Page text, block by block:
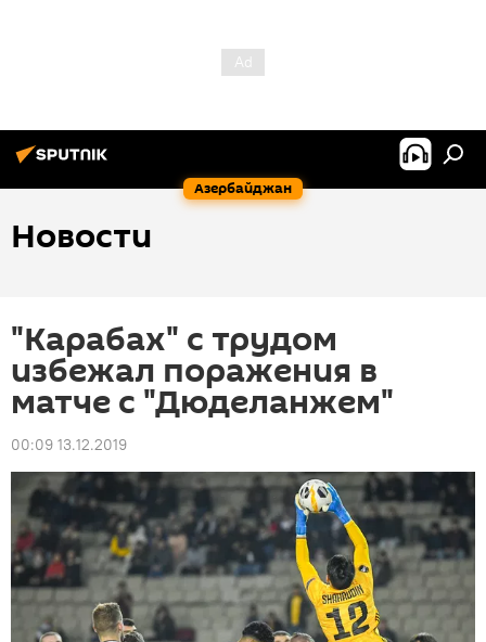
Азербайджан
Новости
"Карабах" с трудом
избежал поражения в
матче с "Дюделанжем"
00:09 13.12.2019